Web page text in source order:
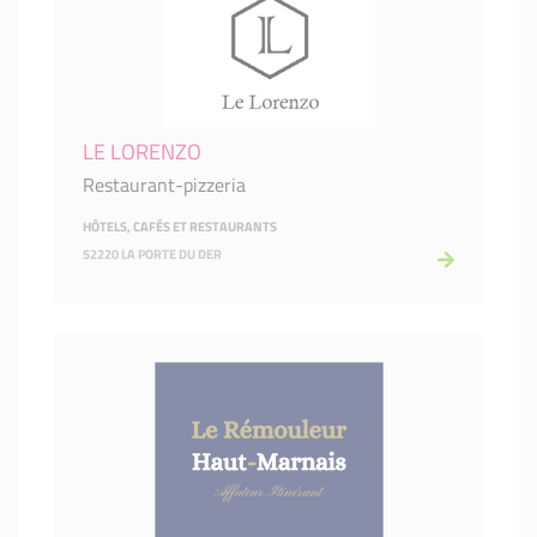
LE LORENZO
Restaurant-pizzeria
HÔTELS, CAFÉS ET RESTAURANTS
52220 LA PORTE DU DER